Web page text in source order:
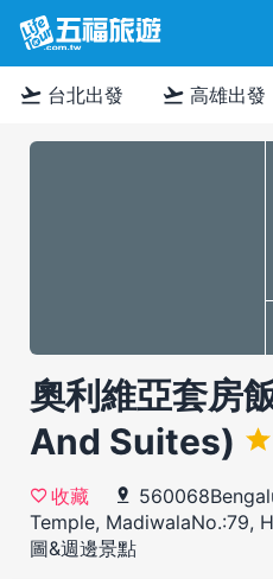
flight_takeoff 台北出發 flight_takeoff 高雄出發
奧利維亞套房
And Suites)
收藏
Temple, MadiwalaNo.:79,
圖&週邊景點